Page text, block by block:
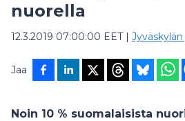
nuorella
12.3.2019 07:00:00 EET|
Jaa
Noin 10 % suomalaisista